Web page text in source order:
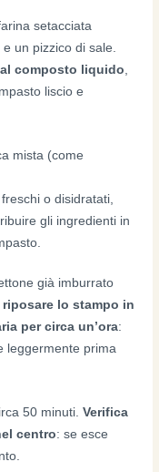
setacciata
un pizzico di sale.
composto liquido
liscio e
mista (come
o disidratati,
gli ingredienti in
già imburrato
riposare lo stampo in
per circa un’ora:
leggermente prima
50 minuti.Verifica
centro: se esce